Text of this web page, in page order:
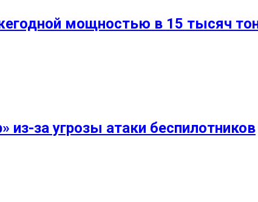
мощностью в 15 тысяч
из-за угрозы атаки беспилотников